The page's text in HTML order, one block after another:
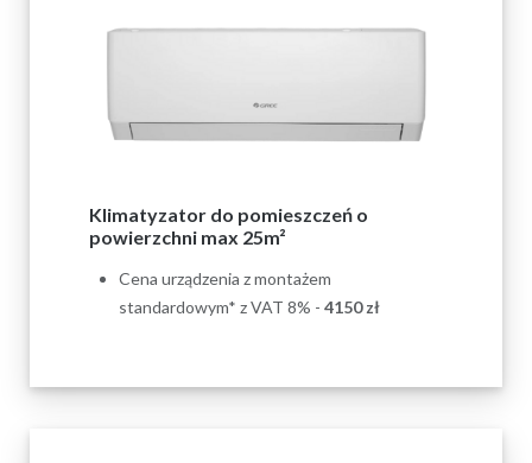
Klimatyzator do pomieszczeń o
powierzchni max 25m²
Cena urządzenia z montażem
standardowym* z VAT 8% - 4150zł